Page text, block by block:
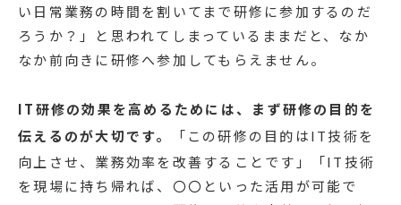
い日常業務の時間を割いてまで研修に参加するのだ
ろうか？」と思われてしまっているままだと、なか
なか前向きに研修へ参加してもらえません。
IT研修の効果を高めるためには、まず研修の目的を
伝えるのが大切です。
「この研修の目的はIT技術を
向上させ、業務効率を改善することです」「IT技術
を現場に持ち帰れば、〇〇といった活用が可能で